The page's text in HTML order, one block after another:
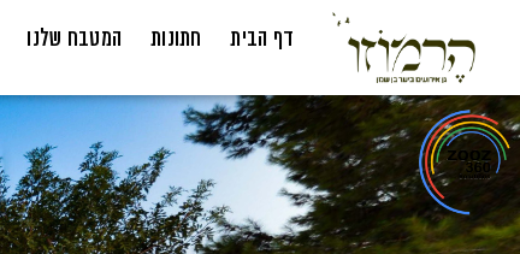
דף הבית חתונות המטבח שלנו